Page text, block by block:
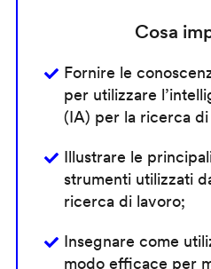
Cosa
Fornire le
per utilizzare
(IA) per la ricerca
Illustrare le
strumenti utilizzati
ricerca di lavoro;
Insegnare come
modo efficace per